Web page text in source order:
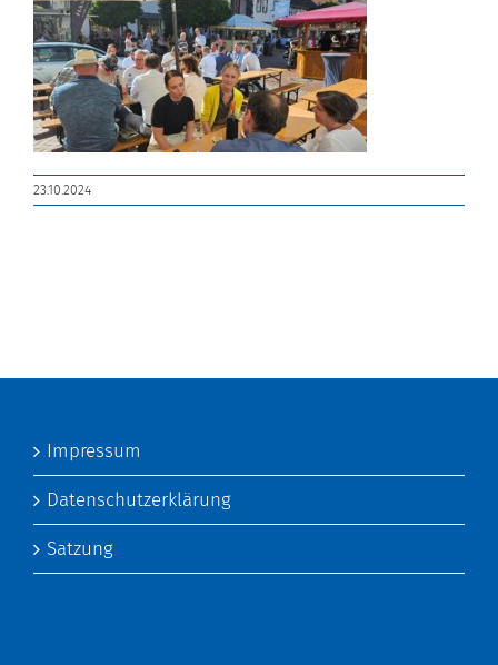
23.10.2024
Impressum
Datenschutzerklärung
Satzung